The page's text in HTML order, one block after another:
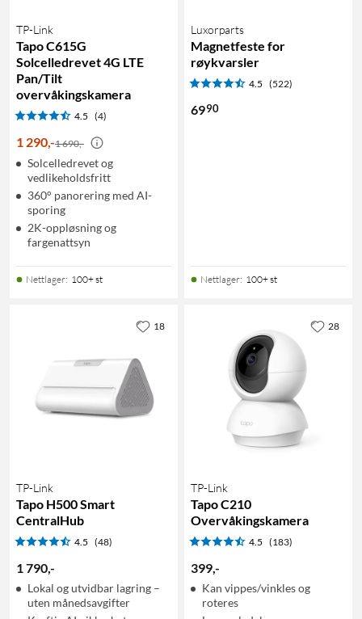
TP-Link
Tapo C615G
Solcelledrevet 4G LTE
Pan/Tilt
overvåkingskamera
4.5 (4)
1 290,-1 690,-
Solcelledrevet og
vedlikeholdsfritt
360° panorering med AI-
sporing
2K-oppløsning og
fargenattsyn
Nettlager: 100+ st
Luxorparts
Magnetfeste for
røykvarsler
4.5 (522)
6990
Nettlager: 100+ st
TP-Link
Tapo H500 Smart
CentralHub
4.5 (48)
1 790,-
Lokal og utvidbar lagring –
uten månedsavgifter
18
TP-Link
Tapo C210
Overvåkingskamera
4.5 (183)
399,-
Kan vippes/vinkles og
roteres
28